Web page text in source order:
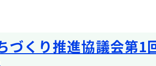
づくり推進協議会第1